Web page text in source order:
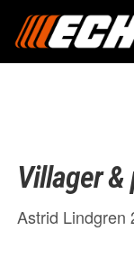
Villager
Astrid Lindgren